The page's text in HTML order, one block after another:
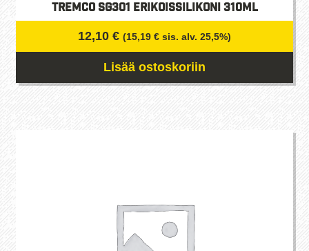
Tremco SG301 Erikoissilikoni 310ml
12,10 € (15,19 € sis. alv. 25,5%)
Lisää ostoskoriin